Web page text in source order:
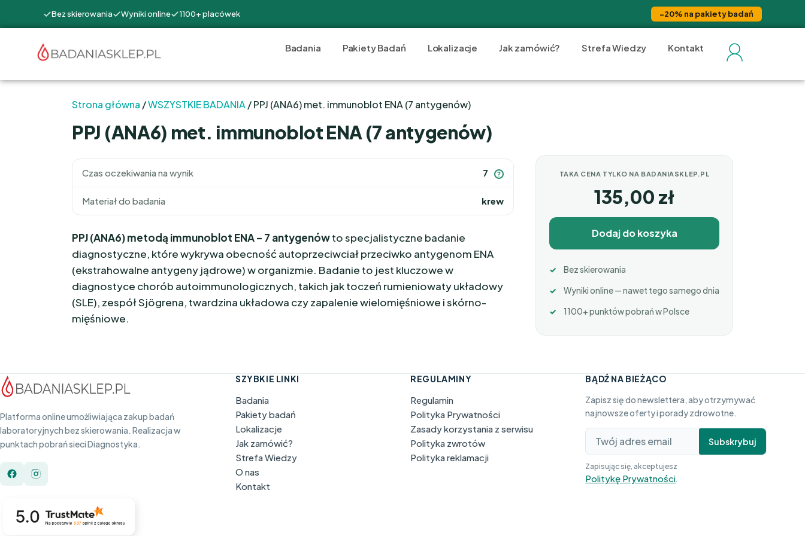
Bez skierowania Wyniki online 1100+ placówek −20% na pakiety badań
Badania Pakiety Badań Lokalizacje Jak zamówić? Strefa Wiedzy Kontakt
Strona główna /WSZYSTKIE BADANIA / PPJ (ANA6) met. immunoblot ENA (7 antygenów)
PPJ (ANA6) met. immunoblot ENA (7 antygenów)
Czas oczekiwania na wynik 7 ?
Materiał do badania krew
PPJ (ANA6) metodą immunoblot ENA – 7 antygenówto specjalistyczne badanie
diagnostyczne, które wykrywa obecność autoprzeciwciał przeciwko antygenom ENA
(ekstrahowalne antygeny jądrowe) w organizmie. Badanie to jest kluczowe w
diagnostyce chorób autoimmunologicznych, takich jak toczeń rumieniowaty układowy
(SLE), zespół Sjögrena, twardzina układowa czy zapalenie wielomięśniowe i skórno-
mięśniowe.
TAKA CENA TYLKO NA BADANIASKLEP.PL
135,00 zł
Dodaj do koszyka
Bez skierowania
Wyniki online — nawet tego samego dnia
1100+ punktów pobrań w Polsce
Platforma online umożliwiająca zakup badań
laboratoryjnych bez skierowania. Realizacja w
punktach pobrań sieci Diagnostyka.
SZYBKIE LINKI
Badania
Pakiety badań
Lokalizacje
Jak zamówić?
Strefa Wiedzy
O nas
Kontakt
REGULAMINY
Regulamin
Polityka Prywatności
Zasady korzystania z serwisu
Polityka zwrotów
Polityka reklamacji
BĄDŹ NA BIEŻĄCO
Zapisz się do newslettera, aby otrzymywać
najnowsze oferty i porady zdrowotne.
Subskrybuj
Zapisując się, akceptujesz
Politykę Prywatności.